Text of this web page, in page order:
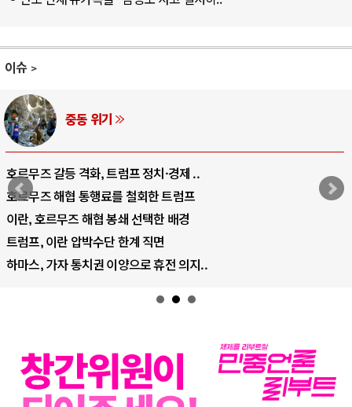
이슈
중동 위기
호르무즈 갈등 격화, 트럼프 정치·경제 ..
호르무즈 해협 통행료를 철회한 트럼프
이란, 호르무즈 해협 봉쇄 선택한 배경
트럼프, 이란 압박수단 한계 직면
하마스, 가자 통치권 이양으로 휴전 의지..